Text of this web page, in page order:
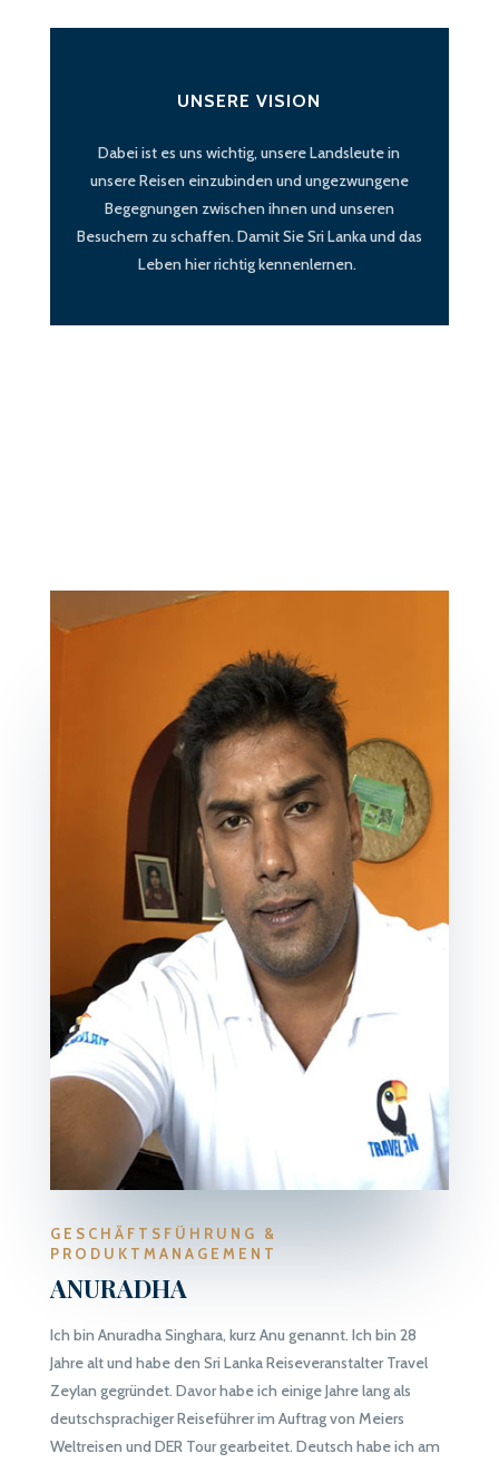
UNSERE VISION
Dabei ist es uns wichtig, unsere Landsleute in
unsere Reisen einzubinden und ungezwungene
Begegnungen zwischen ihnen und unseren
Besuchern zu schaffen. Damit Sie Sri Lanka und das
Leben hier richtig kennenlernen.
GESCHÄFTSFÜHRUNG &
PRODUKTMANAGEMENT
ANURADHA
Ich bin Anuradha Singhara, kurz Anu genannt. Ich bin 28
Jahre alt und habe den Sri Lanka ReiseveranstalterTravel
Zeylan gegründet. Davor habe ich einige Jahre lang als
deutschsprachiger Reiseführer im Auftrag von Meiers
Weltreisen und DER Tour gearbeitet. Deutsch habe ich am